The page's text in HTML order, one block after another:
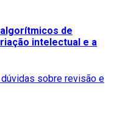
de
intelectual e a